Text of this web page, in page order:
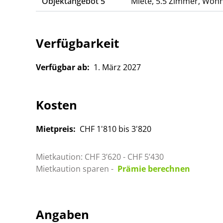
Verfügbarkeit
Verfügbar ab: 1. März 2027
Kosten
Mietpreis: CHF 1'810 bis 3'820
Mietkaution: CHF 3’620 - CHF 5’430
Mietkaution sparen - Prämie berechnen
Angaben